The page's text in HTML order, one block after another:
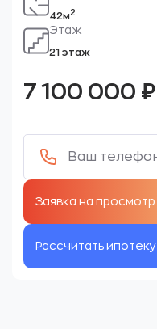
42м2
Этаж
21 этаж
7 100 000 ₽
Рассчитать ипотеку